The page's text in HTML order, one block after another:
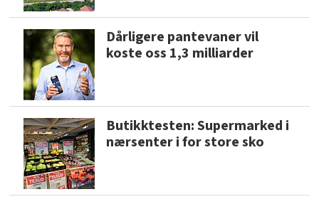
Dårligere pantevaner vil
koste oss 1,3 milliarder
Butikktesten: Supermarked i
nærsenter i for store sko